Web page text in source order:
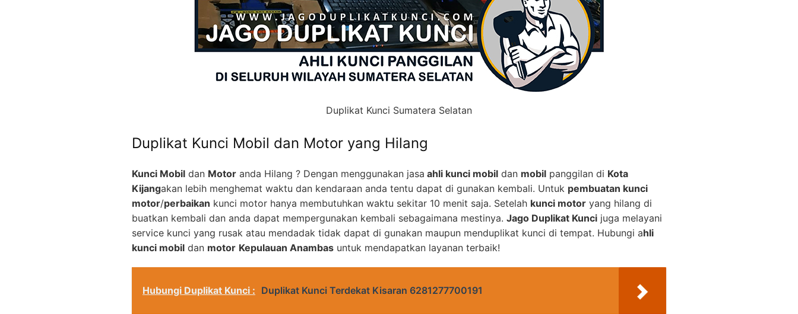
Duplikat Kunci Sumatera Selatan
Duplikat Kunci Mobil dan Motor yang Hilang
Kunci Mobil dan Motor anda Hilang ? Dengan menggunakan jasa ahli kunci mobil dan mobil panggilan di Kota
Kijangakan lebih menghemat waktu dan kendaraan anda tentu dapat di gunakan kembali. Untuk pembuatan kunci
motor/perbaikan kunci motor hanya membutuhkan waktu sekitar 10 menit saja. Setelah kunci motor yang hilang di
buatkan kembali dan anda dapat mempergunakan kembali sebagaimana mestinya. Jago Duplikat Kunci juga melayani
service kunci yang rusak atau mendadak tidak dapat di gunakan maupun menduplikat kunci di tempat. Hubungi ahli
kunci mobil dan motor Kepulauan Anambas untuk mendapatkan layanan terbaik!
Hubungi Duplikat Kunci : Duplikat Kunci Terdekat Kisaran 6281277700191